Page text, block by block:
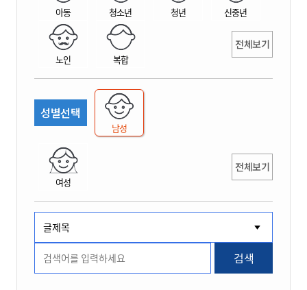
아동 청소년 청년 신중년
노인 복합
전체보기
성별선택
남성
여성
전체보기
검색